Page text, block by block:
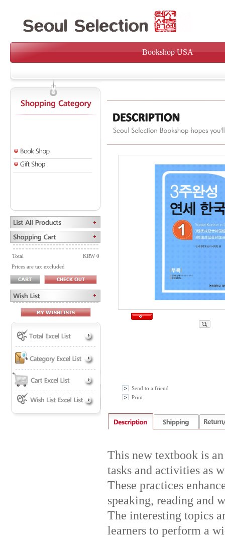
Bookshop USA
Total
KRW 0
Prices are tax excluded
Send to a friend
Print
This new textbook is
tasks and activities as
These practices
speaking, reading and
The interesting topics
learners to perform a